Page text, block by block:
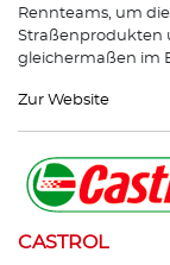
Rennteams, um
Straßenprodukten
gleichermaßen im
Zur Website
CASTROL